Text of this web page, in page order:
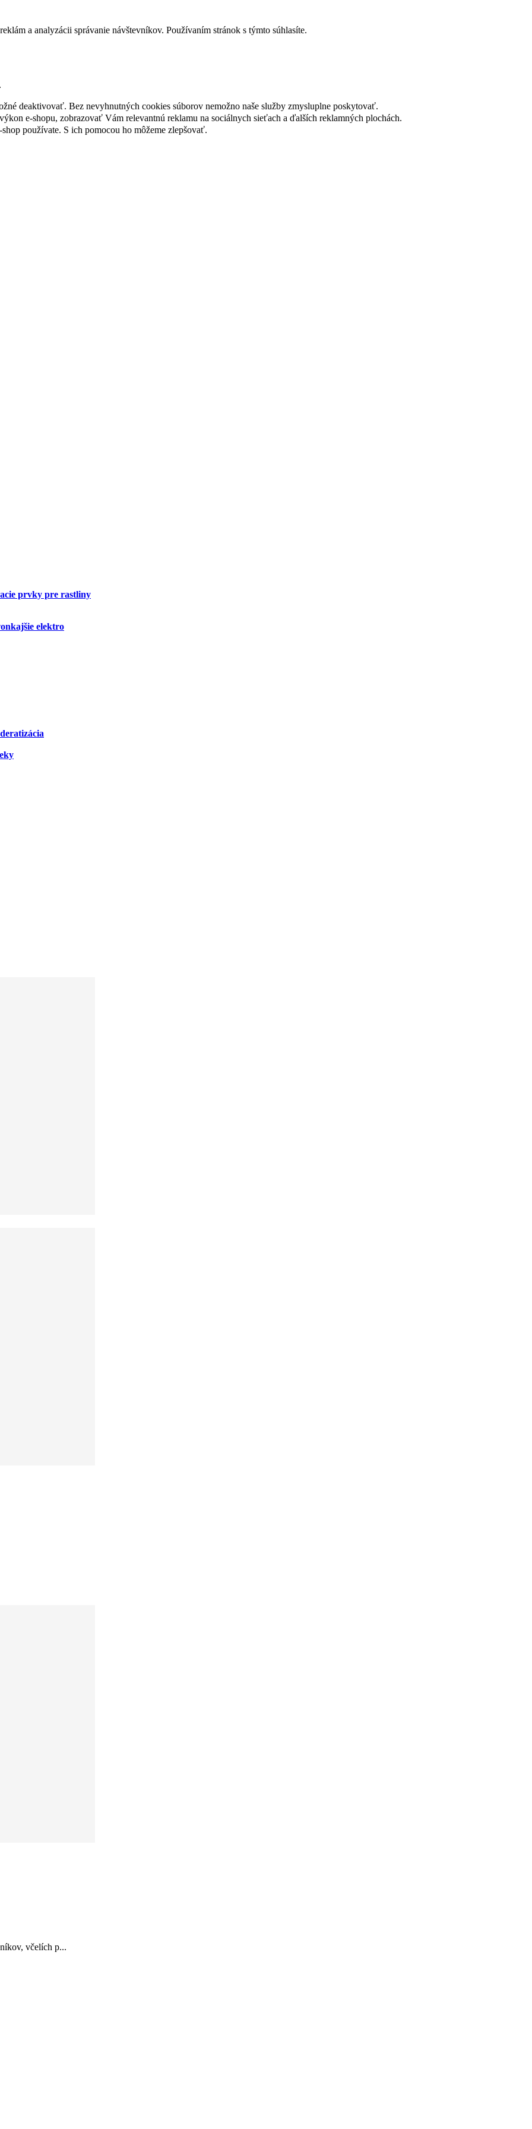
a analyzácii správanie návštevníkov. Používaním stránok s týmto súhlasíte.
deaktivovať. Bez nevyhnutných cookies súborov nemožno naše služby zmysluplne poskytovať.
e-shopu, zobrazovať Vám relevantnú reklamu na sociálnych sieťach a ďalších reklamných plochách.
používate. S ich pomocou ho môžeme zlepšovať.
prvky pre rastliny
elektro
včelích p...